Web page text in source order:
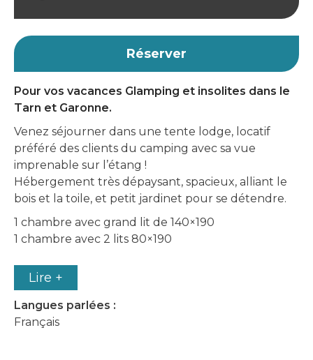
Pour vos vacances Glamping et insolites dans le
Tarn et Garonne.
Venez séjourner dans une tente lodge, locatif
préféré des clients du camping avec sa vue
imprenable sur l’étang !
Hébergement très dépaysant, spacieux, alliant le
bois et la toile, et petit jardinet pour se détendre.
1 chambre avec grand lit de 140×190
1 chambre avec 2 lits 80×190
Lire +
Langues parlées :
Français
Réserver